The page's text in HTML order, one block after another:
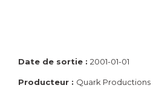
Date de sortie : 2001-01-01
Producteur : Quark Productions